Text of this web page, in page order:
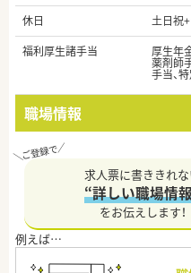
休日
土日祝
福利厚生諸手当
厚生年
薬剤師
手当、
職場情報
求人票に書ききれ
“詳しい職場情
をお伝えします！